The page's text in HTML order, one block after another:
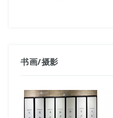
书画/摄影